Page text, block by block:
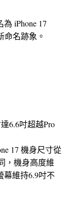
iPhone 17
命名跡象。
6.6吋超越Pro
17 機身尺寸從
，機身高度維
幕維持6.9吋不